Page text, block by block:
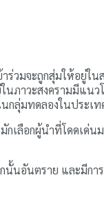
ร่วมจะถูกสุ่มให้อยู่ใ
ภาวะสงครามมีแน
ลุ่มทดลองในประเท
เลือกผู้นำที่โดดเด่น
นั้นอันตราย และมีกา